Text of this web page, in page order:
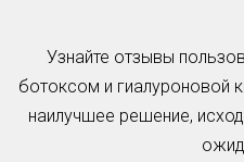
Узнайте отзывы
ботоксом и гиалуроновой
наилучшее решение,